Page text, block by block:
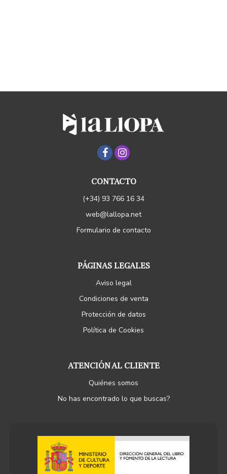
CONTACTO
(+34) 93 766 16 34
web@lallopa.net
Formulario de contacto
PÁGINAS LEGALES
Aviso legal
Condiciones de venta
Protección de datos
Política de Cookies
ATENCIÓN AL CLIENTE
Quiénes somos
No has encontrado lo que buscas?